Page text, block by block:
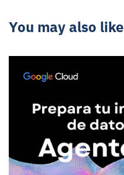
You may also like